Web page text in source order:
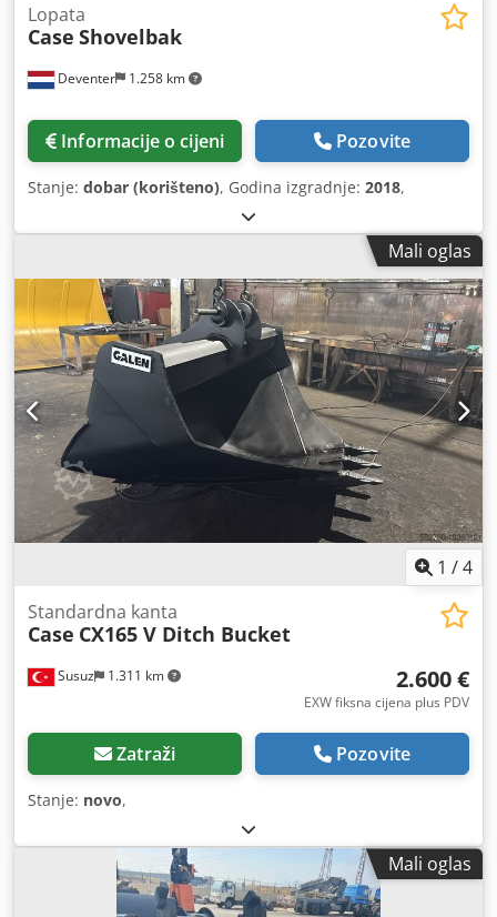
Deventer 1.258 km
Lopata
Case Shovelbak
Informacije o cijeni Pozovite
Stanje: dobar (korišteno), Godina izgradnje: 2018,
Mali oglas
1 /4
Susuz 1.311 km
Standardna kanta
Case CX165 V Ditch Bucket
2.600 €
EXW fiksna cijena plus PDV
Zatraži Pozovite
Stanje: novo,
Mali oglas